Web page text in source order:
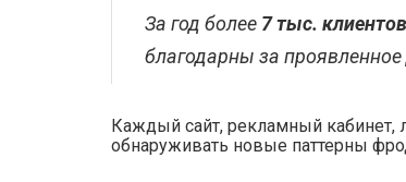
За год более 7 тыс. клиентов
благодарны за
Каждый сайт, рекламный кабинет,
обнаруживать новые паттерны